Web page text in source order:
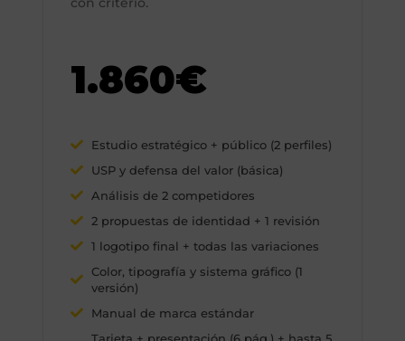
1.860€
Estudio estratégico + público (2 perfiles)
USP y defensa del valor (básica)
Análisis de 2 competidores
2 propuestas de identidad + 1 revisión
1 logotipo final + todas las variaciones
Color, tipografía y sistema gráfico (1
versión)
Manual de marca estándar